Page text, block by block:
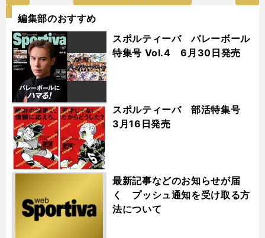
編集部のおすすめ
スポルティーバ バレーボール
特集号 Vol.4 6月30日発売
スポルティーバ 部活特集号
3月16日発売
最新記事などのお知らせが届
く プッシュ通知を受け取る方
法について